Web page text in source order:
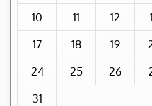
10
11 12
17
18 19
24
25 26
31